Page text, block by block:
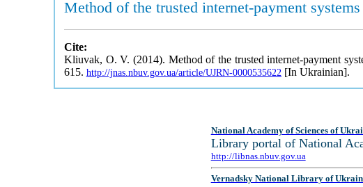
Method of the trusted internet-payment
Cite:
Kliuvak, O. V. (2014). Method of the trusted internet-payment
615. http://jnas.nbuv.gov.ua/article/UJRN-0000535622 [In Ukrainian].
National Academy of Sciences of
Library portal of National
http://libnas.nbuv.gov.ua
Vernadsky National Library of